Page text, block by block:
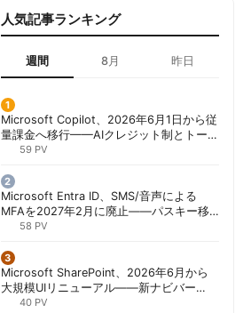
人気記事ランキング
週間 8月 昨日
Microsoft Copilot、2026年6月1日から従
量課金へ移行——AIクレジット制とトーク
ンコストで「メーターショック」を回避
59 PV
Microsoft Entra ID、SMS/音声による
MFAを2027年2月に廃止——パスキー移
行が既定に | 胡田昌彦
58 PV
Microsoft SharePoint、2026年6月から
大規模UIリニューアル——新ナビバー
「Discover/Publish/Build」とAI機能を段
40 PV